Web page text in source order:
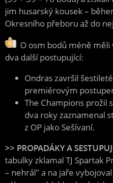
jim husarský kousek –
Okresního přeboru až do
O osm bodů méně
dva další postupující:
Ondras završil
premiérovým
The Champions prožil
dva roky zaznamenal
z OP jako Sešívaní.
>> PROPADÁKY A
tabulky zklamal TJ Spartak
– nehrál" a na jaře